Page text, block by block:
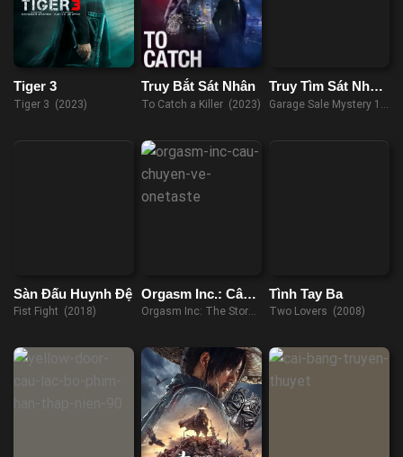
Tiger 3
Tiger 3 (2023)
Truy Bắt Sát Nhân
To Catch a Killer (2023)
Truy Tìm Sát Nhân
1
Garage Sale Mystery 1
Sàn Đấu Huynh Đệ
Fist Fight (2018)
Orgasm Inc.: Câu
chuyện về
Orgasm Inc: The Story
Tình Tay Ba
Two Lovers (2008)